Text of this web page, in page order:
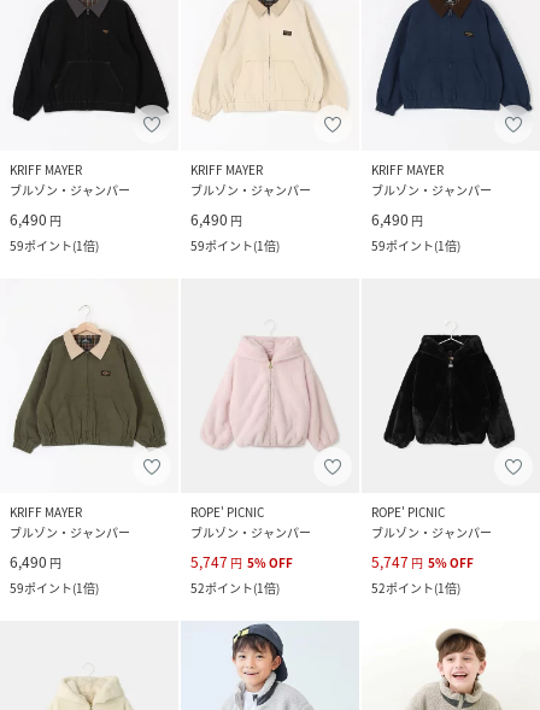
KRIFF MAYER
ブルゾン・ジャンパー
6,490 円
59ポイント(1倍)
KRIFF MAYER
ブルゾン・ジャンパー
6,490 円
59ポイント(1倍)
KRIFF MAYER
ブルゾン・ジャンパー
6,490 円
59ポイント(1倍)
KRIFF MAYER
ブルゾン・ジャンパー
6,490 円
59ポイント(1倍)
ROPE' PICNIC
ブルゾン・ジャンパー
5,747 円 5%OFF
52ポイント(1倍)
ROPE' PICNIC
ブルゾン・ジャンパー
5,747 円 5%OFF
52ポイント(1倍)